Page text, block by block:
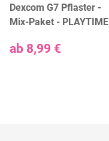
Dexcom G7 Pflaster -
Mix-Paket - PLAYTIME
ab 8,99 €